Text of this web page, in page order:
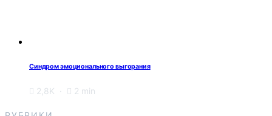
Синдром эмоционального выгорания
2,8K 2 min